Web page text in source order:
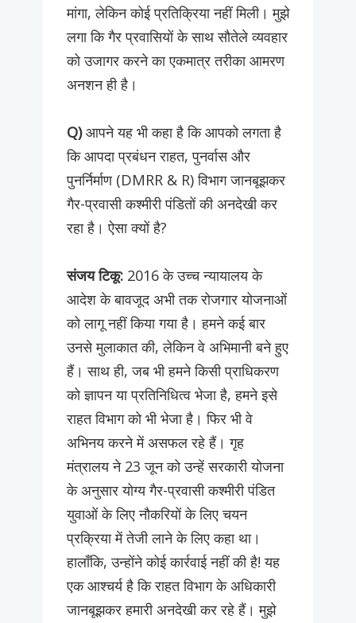
मांगा, लेकिन कोई प्रतिक्रिया नहीं मिली। मुझे
लगा कि गैर प्रवासियों के साथ सौतेले व्यवहार
को उजागर करने का एकमात्र तरीका आमरण
अनशन ही है।
Q)आपने यह भी कहा है कि आपको लगता है
कि आपदा प्रबंधन राहत, पुनर्वास और
पुनर्निर्माण (DMRR & R) विभाग जानबूझकर
गैर-प्रवासी कश्मीरी पंडितों की अनदेखी कर
रहा है। ऐसा क्यों है?
संजय टिकू: 2016 के उच्च न्यायालय के
आदेश के बावजूद अभी तक रोजगार योजनाओं
को लागू नहीं किया गया है। हमने कई बार
उनसे मुलाकात की, लेकिन वे अभिमानी बने हुए
हैं। साथ ही, जब भी हमने किसी प्राधिकरण
को ज्ञापन या प्रतिनिधित्व भेजा है, हमने इसे
राहत विभाग को भी भेजा है। फिर भी वे
अभिनय करने में असफल रहे हैं। गृह
मंत्रालय ने 23 जून को उन्हें सरकारी योजना
के अनुसार योग्य गैर-प्रवासी कश्मीरी पंडित
युवाओं के लिए नौकरियों के लिए चयन
प्रक्रिया में तेजी लाने के लिए कहा था।
हालाँकि, उन्होंने कोई कार्रवाई नहीं की है! यह
एक आश्चर्य है कि राहत विभाग के अधिकारी
जानबूझकर हमारी अनदेखी कर रहे हैं। मुझे